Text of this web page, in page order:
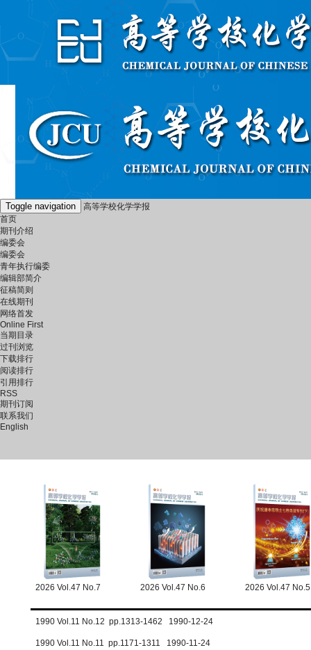
Toggle navigation
高等学校化学学报
首页
期刊介绍
编委会
编委会
青年执行编委
编辑部简介
征稿简则
在线期刊
网络首发
Online First
当期目录
过刊浏览
下载排行
阅读排行
引用排行
RSS
期刊订阅
联系我们
English
2026 Vol.47 No.7 2026 Vol.47 No.6 2026 Vol.47 No.5
1990 Vol.11 No.12 pp.1313-1462 1990-12-24
1990 Vol.11 No.11 pp.1171-1311 1990-11-24